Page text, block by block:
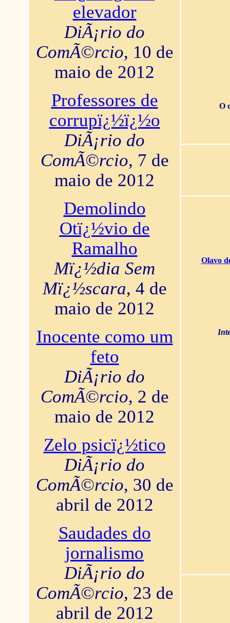
elevador
DiÃ¡rio do
ComÃ©rcio, 10 de
maio de 2012
Professores de
corrupï¿½ï¿½o
DiÃ¡rio do
ComÃ©rcio, 7 de
maio de 2012
Demolindo
Otï¿½vio de
Ramalho
Mï¿½dia Sem
Mï¿½scara, 4 de
maio de 2012
Inocente como um
feto
DiÃ¡rio do
ComÃ©rcio, 2 de
maio de 2012
Zelo psicï¿½tico
DiÃ¡rio do
ComÃ©rcio, 30 de
abril de 2012
Saudades do
jornalismo
DiÃ¡rio do
ComÃ©rcio, 23 de
abril de 2012
O
Olavo